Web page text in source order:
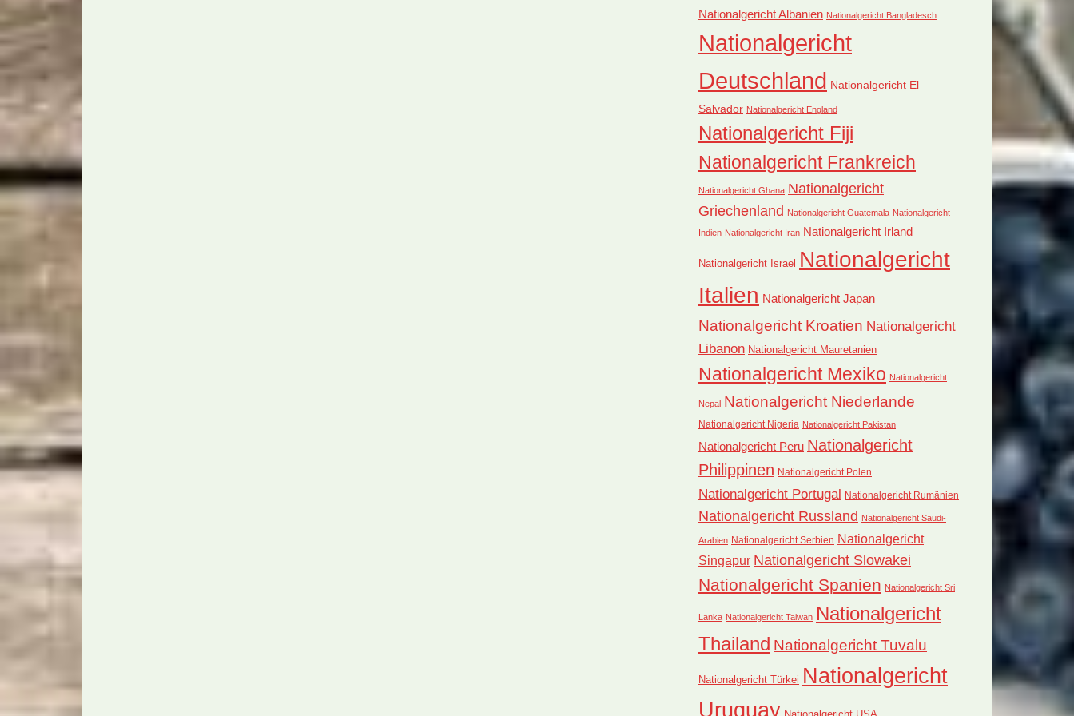
Nationalgericht Albanien Nationalgericht Bangladesch
Nationalgericht
Deutschland Nationalgericht El
Salvador Nationalgericht England
Nationalgericht Fiji
Nationalgericht Frankreich
Nationalgericht Ghana Nationalgericht
Griechenland Nationalgericht Guatemala Nationalgericht
Indien Nationalgericht Iran Nationalgericht Irland
Nationalgericht Israel Nationalgericht
Italien Nationalgericht Japan
Nationalgericht Kroatien Nationalgericht
Libanon Nationalgericht Mauretanien
Nationalgericht Mexiko Nationalgericht
Nepal Nationalgericht Niederlande
Nationalgericht Nigeria Nationalgericht Pakistan
Nationalgericht Peru Nationalgericht
Philippinen Nationalgericht Polen
Nationalgericht Portugal Nationalgericht Rumänien
Nationalgericht Russland Nationalgericht Saudi-
Arabien Nationalgericht Serbien Nationalgericht
Singapur Nationalgericht Slowakei
Nationalgericht Spanien Nationalgericht Sri
Lanka Nationalgericht Taiwan Nationalgericht
Thailand Nationalgericht Tuvalu
Nationalgericht Türkei Nationalgericht
Uruguay